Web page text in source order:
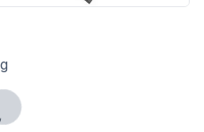
Lade...